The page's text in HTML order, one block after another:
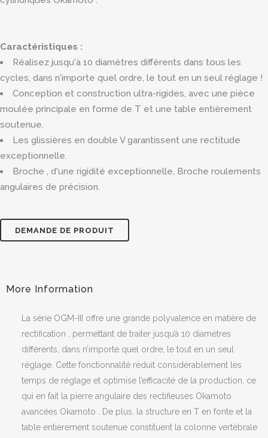
Caractéristiques :
Réalisez jusqu'à 10 diamètres différents dans tous les
cycles, dans n'importe quel ordre, le tout en un seul réglage !
Conception et construction ultra-rigides, avec une pièce
moulée principale en forme de T et une table entièrement
soutenue.
Les glissières en double V garantissent une rectitude
exceptionnelle.
Broche , d'une rigidité exceptionnelle, Broche roulements
angulaires de précision.
DEMANDE DE PRODUIT
La série OGM-III offre une grande polyvalence en matière de
rectification
, permettant de traiter jusqu’à 10 diamètres
différents, dans n’importe quel ordre, le tout en un seul
réglage. Cette fonctionnalité réduit considérablement les
temps de réglage et optimise l’efficacité de la production, ce
qui en fait la pierre angulaire des rectifieuses Okamoto
avancées Okamoto . De plus, la structure en T en fonte et la
table entièrement soutenue constituent la colonne vertébrale